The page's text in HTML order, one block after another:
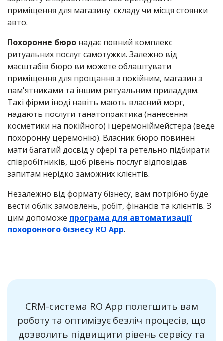
приміщення для магазину, складу чи місця стоянки
авто.
Похоронне бюро надає повний комплекс
ритуальних послуг самотужки. Залежно від
масштабів бюро ви можете облаштувати
приміщення для прощання з покійним, магазин з
пам'ятниками та іншим ритуальним приладдям.
Такі фірми іноді навіть мають власний морг,
надають послуги танатопрактика (нанесення
косметики на покійного) і церемоніймейстера (веде
похоронну церемонію). Власник бюро повинен
мати багатий досвід у сфері та ретельно підбирати
співробітників, щоб рівень послуг відповідав
запитам нерідко заможних клієнтів.
Незалежно від формату бізнесу, вам потрібно буде
вести облік замовлень, робіт, фінансів та клієнтів. З
цим допоможе програма для автоматизації
похоронного бізнесу RO App.
CRM-система RO App полегшить вам
роботу та оптимізує безліч процесів, що
дозволить підвищити рівень сервісу та